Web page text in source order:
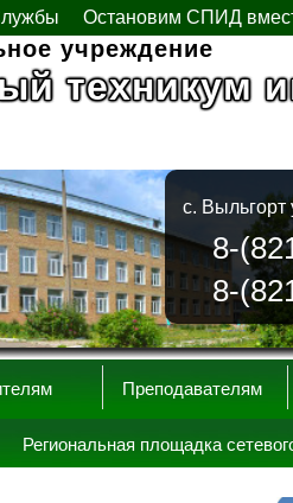
Остановим СПИД
учреждение
техникум
с. Выльгорт
8-
8-
Преподавателям
Региональная площадка